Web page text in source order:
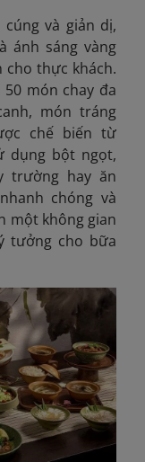
và giản dị,
ánh sáng vàng
cho thực khách.
món chay đa
món tráng
chế biến từ
dụng bột ngọt,
trường hay ăn
chóng và
một không gian
tưởng cho bữa